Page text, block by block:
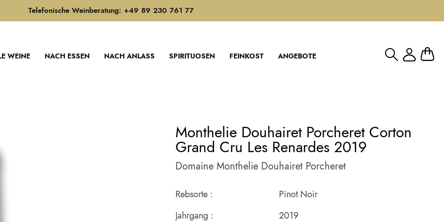
Telefonische Weinberatung: +49 89 230 761 77
WEINE NACH ESSEN NACH ANLASS SPIRITUOSEN FEINKOST ANGEBOTE
Mein
Monthelie Douhairet Porcheret Corton
Grand Cru Les Renardes 2019
Domaine Monthelie Douhairet Porcheret
Rebsorte :
Pinot Noir
Jahrgang :
2019